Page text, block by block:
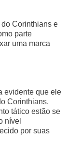
Corinthians e
parte
uma marca
evidente que ele
Corinthians.
tático estão se
nível
por suas